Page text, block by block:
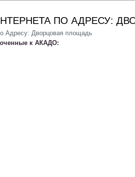
ПО АДРЕСУ:
Адресу: Дворцовая площадь
к АКАДО: